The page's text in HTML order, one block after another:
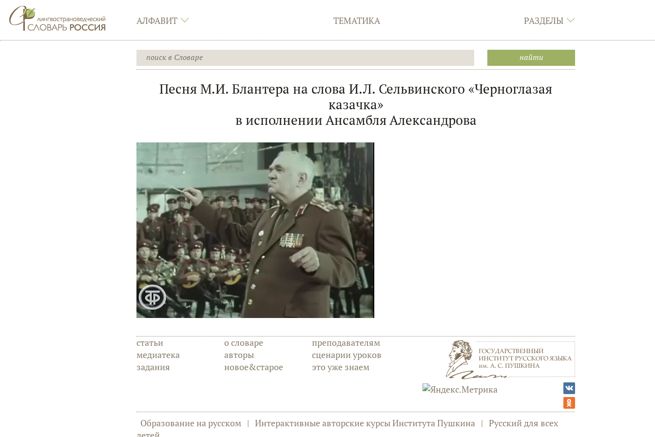
АЛФАВИТ ТЕМАТИКА РАЗДЕЛЫ
Песня М.И. Блантера на слова И.Л. Сельвинского «Черноглазая
казачка»
в исполнении Ансамбля Александрова
статьи
медиатека
задания
о словаре
авторы
новое&старое
преподавателям
сценарии уроков
это уже знаем
Образование на русском | Интерактивные авторские курсы Института Пушкина | Русский для всех